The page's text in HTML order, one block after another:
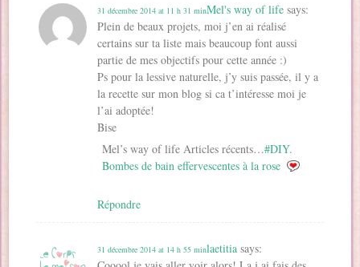
Mel's way of life says:
31 décembre 2014 at 11 h 31 min
Plein de beaux projets, moi j’en ai réalisé
certains sur ta liste mais beaucoup font aussi
partie de mes objectifs pour cette année :)
Ps pour la lessive naturelle, j’y suis passée, il y a
la recette sur mon blog si ca t’intéresse moi je
l’ai adoptée!
Bise
Mel’s way of life Articles récents…#DIY.
Bombes de bain effervescentes à la rose
Répondre
laetitia says:
31 décembre 2014 at 14 h 55 min